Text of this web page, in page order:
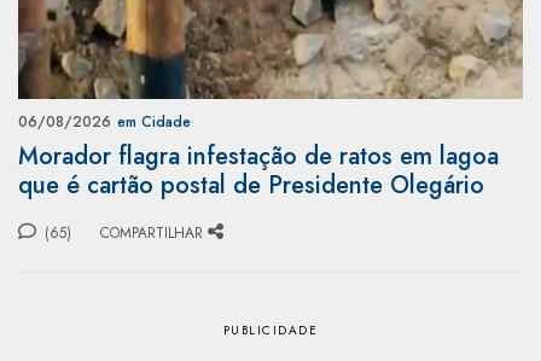
06/08/2026 em Cidade
Morador flagra infestação de ratos em lagoa
que é cartão postal de Presidente Olegário
(65) COMPARTILHAR